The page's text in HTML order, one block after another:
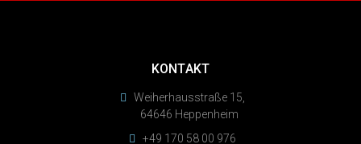
KONTAKT
Weiherhausstraße 15,
64646 Heppenheim
+49 170 58 00 976